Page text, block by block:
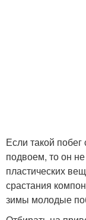
Если такой побег
подвоем, то он
пластических
срастания
зимы молодые